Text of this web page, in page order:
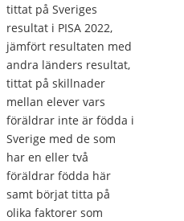
tittat på Sveriges
resultat i PISA 2022,
jämfört resultaten med
andra länders resultat,
tittat på skillnader
mellan elever vars
föräldrar inte är födda i
Sverige med de som
har en eller två
föräldrar födda här
samt börjat titta på
olika faktorer som